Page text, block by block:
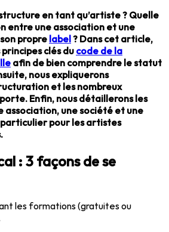
en tant qu’artiste ? Quelle
entre une association et une
propre label? Dans cet article,
clés du code de la
afin de bien comprendre le statut
nous expliquerons
et les nombreux
Enfin, nous détaillerons les
association, une société et une
pour les artistes
: 3 façons de se
les formations (gratuites ou